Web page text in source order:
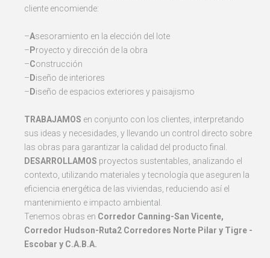
cliente encomiende:
–Asesoramiento en la elección del lote
– Proyecto y dirección de la obra
–Construcción
– Diseño de interiores
– Diseño de espacios exteriores y paisajismo
TRABAJAMOS en conjunto con los clientes, interpretando
sus ideas y necesidades, y llevando un control directo sobre
las obras para garantizar la calidad del producto final.
DESARROLLAMOS proyectos sustentables, analizando el
contexto, utilizando materiales y tecnología que aseguren la
eficiencia energética de las viviendas, reduciendo así el
mantenimiento e impacto ambiental.
Tenemos obras en Corredor Canning-San Vicente,
Corredor Hudson-Ruta2 Corredores Norte Pilar y Tigre -
Escobar y C.A.B.A.